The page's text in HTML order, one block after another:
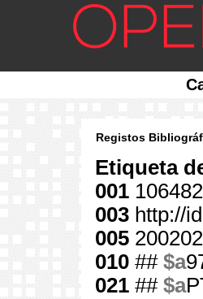
Registos
Etiqueta
001
003 http://
005
010 ## $a
021 ## $a